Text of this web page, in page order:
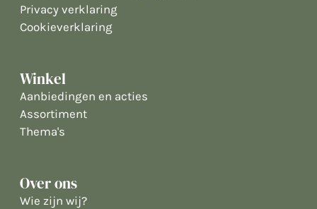
Privacy verklaring
Cookieverklaring
Winkel
Aanbiedingen en acties
Assortiment
Thema's
Over ons
Wie zijn wij?